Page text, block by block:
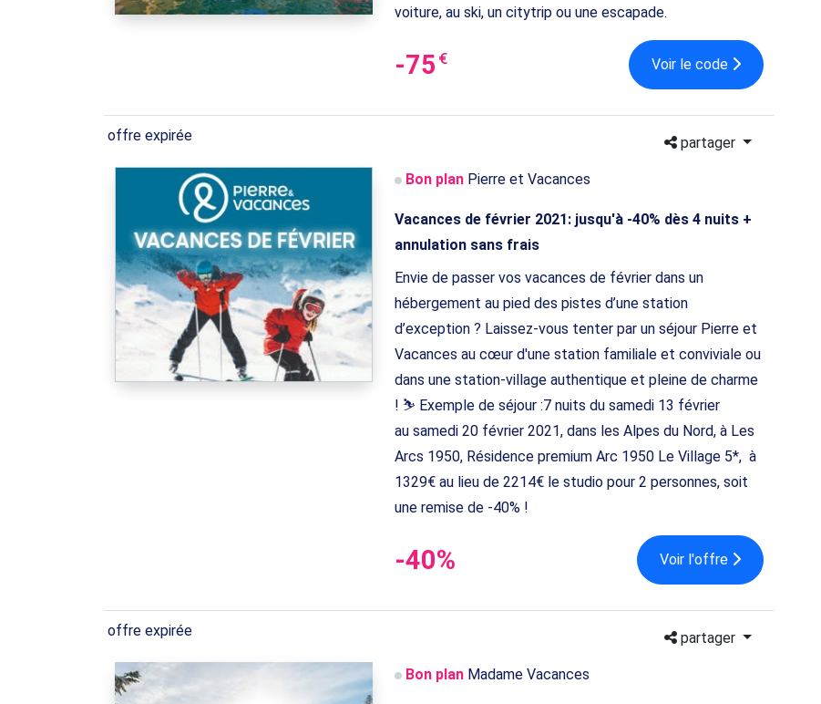
voiture, au ski, un citytrip ou une escapade.
-75 € Voir le code
offre expirée partager
Bon planPierre et Vacances
Vacances de février 2021: jusqu'à -40% dès 4 nuits +
annulation sans frais
Envie de passer vos vacances de février dans un
hébergement au pied des pistes d’une station
d’exception ? Laissez-vous tenter par un séjour Pierre et
Vacances au cœur d'une station familiale et conviviale ou
dans une station-village authentique et pleine de charme
! ⛷ Exemple de séjour :7 nuits du samedi 13 février
au samedi 20 février 2021, dans les Alpes du Nord, à Les
Arcs 1950, Résidence premium Arc 1950 Le Village 5*, à
1329€ au lieu de 2214€ le studio pour 2 personnes, soit
une remise de -40% !
-40% Voir l'offre
offre expirée partager
Bon planMadame Vacances